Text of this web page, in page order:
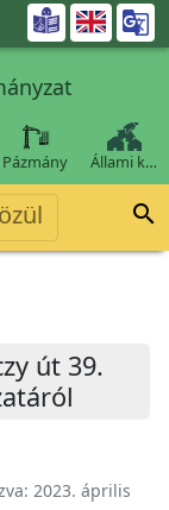

Pázmány Állami k…

út 39.
2023. április